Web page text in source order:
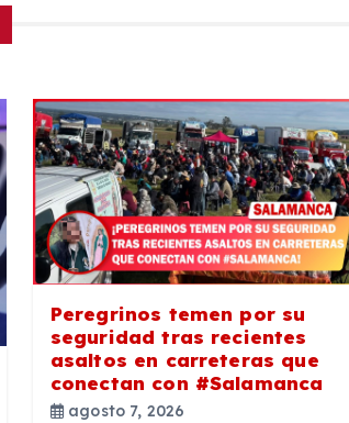
Peregrinos temen por su
seguridad tras recientes
asaltos en carreteras que
conectan con #Salamanca
agosto 7, 2026